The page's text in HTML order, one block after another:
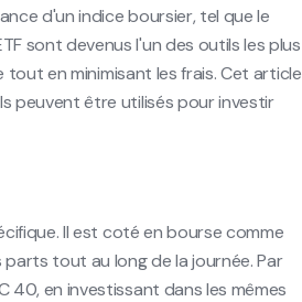
d'un indice boursier, tel que le
sont devenus l'un des outils les plus
en minimisant les frais. Cet article
peuvent être utilisés pour investir
Il est coté en bourse comme
tout au long de la journée. Par
40, en investissant dans les mêmes